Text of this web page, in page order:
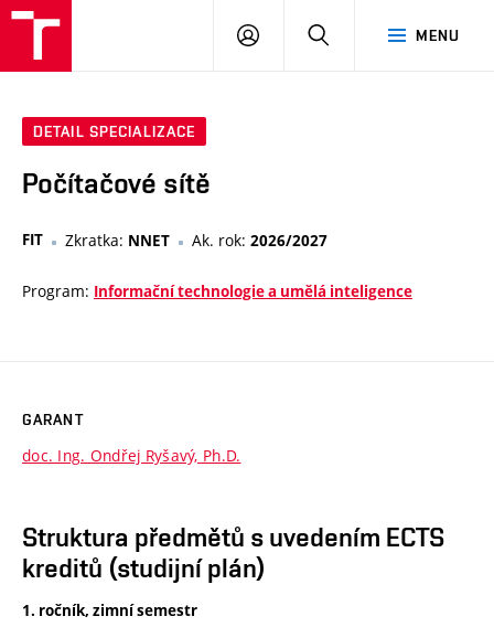
MENU
PŘIHLÁSIT
DETAIL SPECIALIZACE
Počítačové sítě
FIT Zkratka: NNET Ak. rok: 2026/2027
Program: Informační technologie a umělá inteligence
GARANT
doc. Ing. Ondřej Ryšavý, Ph.D.
Struktura předmětů s uvedením ECTS
kreditů (studijní plán)
1. ročník, zimní semestr